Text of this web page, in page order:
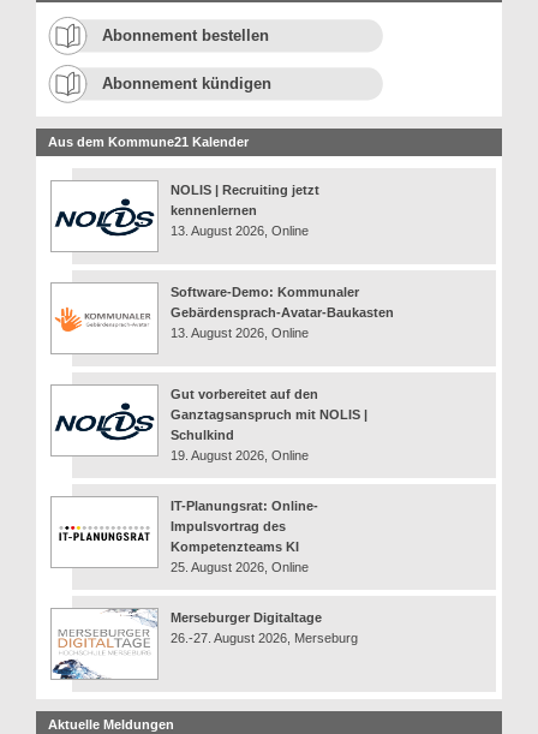
Abonnement bestellen
Abonnement kündigen
Aus dem Kommune21 Kalender
NOLIS | Recruiting jetzt
kennenlernen
13. August 2026, Online
Software-Demo: Kommunaler
Gebärdensprach-Avatar-Baukasten
13. August 2026, Online
Gut vorbereitet auf den
Ganztagsanspruch mit NOLIS |
Schulkind
19. August 2026, Online
IT-Planungsrat: Online-
Impulsvortrag des
Kompetenzteams KI
25. August 2026, Online
Merseburger Digitaltage
26.-27. August 2026, Merseburg
Aktuelle Meldungen